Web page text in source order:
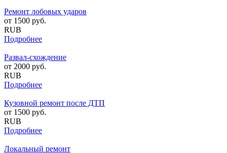
Ремонт лобовых ударов
от 1500 руб.
RUB
Подробнее
Развал-схождение
от 2000 руб.
RUB
Подробнее
Кузовной ремонт после ДТП
от 1500 руб.
RUB
Подробнее
Локальный ремонт